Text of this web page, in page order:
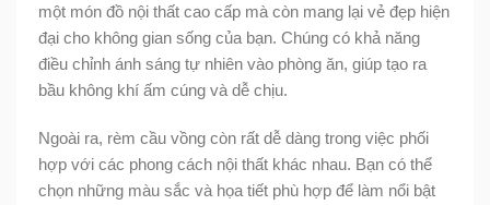
một món đồ nội thất cao cấp mà còn mang lại vẻ đẹp hiện
đại cho không gian sống của bạn. Chúng có khả năng
điều chỉnh ánh sáng tự nhiên vào phòng ăn, giúp tạo ra
bầu không khí ấm cúng và dễ chịu.
Ngoài ra, rèm cầu vồng còn rất dễ dàng trong việc phối
hợp với các phong cách nội thất khác nhau. Bạn có thể
chọn những màu sắc và họa tiết phù hợp để làm nổi bật